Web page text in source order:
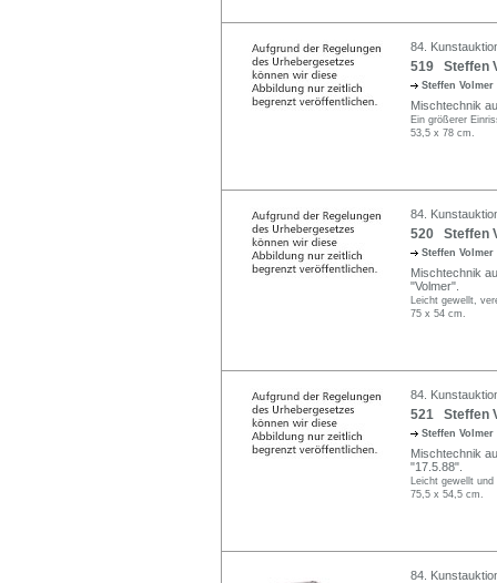
84.
519 Steffen
Steffen Volmer
Mischtechnik
Ein größerer
53,5 x 78 cm.
84.
520 Steffen
Steffen Volmer
Mischtechnik
"Volmer".
Leicht gewellt,
75 x 54 cm.
84.
521 Steffen
Steffen Volmer
Mischtechnik
"17.5.88".
Leicht gewellt
75,5 x 54,5 cm.
84.